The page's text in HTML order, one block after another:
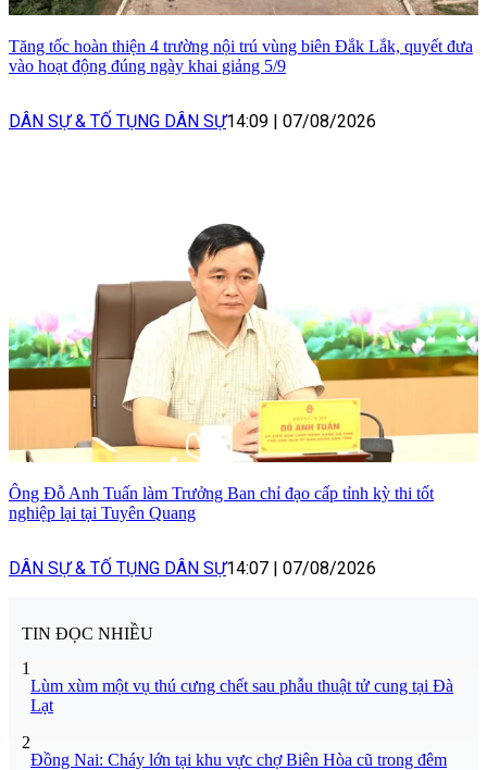
Tăng tốc hoàn thiện 4 trường nội trú vùng biên Đắk Lắk, quyết đưa
vào hoạt động đúng ngày khai giảng 5/9
DÂN SỰ & TỐ TỤNG DÂN SỰ14:09 07/08/2026
Ông Đỗ Anh Tuấn làm Trưởng Ban chỉ đạo cấp tỉnh kỳ thi tốt
nghiệp lại tại Tuyên Quang
DÂN SỰ & TỐ TỤNG DÂN SỰ14:07 07/08/2026
TIN ĐỌC NHIỀU
1
Lùm xùm một vụ thú cưng chết sau phẫu thuật tử cung tại Đà
Lạt
2
Đồng Nai: Cháy lớn tại khu vực chợ Biên Hòa cũ trong đêm